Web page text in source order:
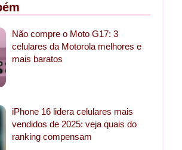
Não compre o Moto G17: 3
celulares da Motorola melhores e
mais baratos
iPhone 16 lidera celulares mais
vendidos de 2025: veja quais do
ranking compensam